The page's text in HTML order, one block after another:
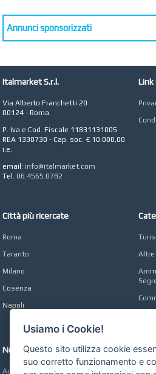
Annunci sponsorizzati
Italmarket S.r.l.
Via Alberto Franchetti 20
00124 - Roma
P. Iva e Cod. Fiscale 11831131005
REA 1330730 - Cap. soc. € 10.000,00
i.e.
email: info@italmarket.com
Tel. 06.4565.0782
Link
Città più ricercate
Roma
Taranto
Milano
Cosenza
Napoli
Altre
Network
Automobili Online
Usiamo i Cookie!
Questo sito utilizza cookie
suo corretto funzionamento e